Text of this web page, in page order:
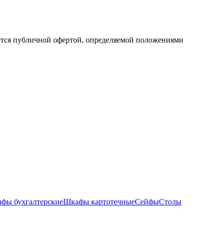
публичной офертой, определяемой положениями
бухгалтерскиеШкафы картотечныеСейфыСтолы